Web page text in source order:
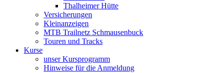
Thalheimer Hütte
Versicherungen
Kleinanzeigen
MTB Trailnetz Schmausenbuck
Touren und Tracks
Kurse
unser Kursprogramm
Hinweise für die Anmeldung